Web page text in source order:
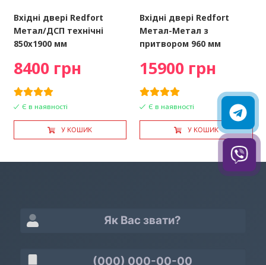
Вхідні двері Redfort
Метал/ДСП технічні
850х1900 мм
8400 грн
Є в наявності
У КОШИК
Вхідні двері Redfort
Метал-Метал з
притвором 960 мм
15900 грн
Є в наявності
У КОШИК